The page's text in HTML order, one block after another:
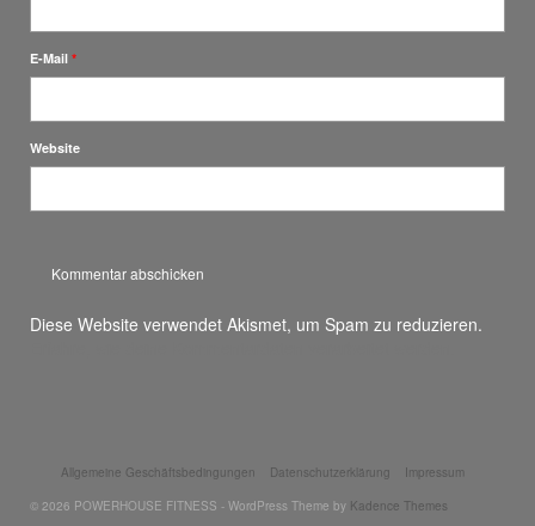
E-Mail *
Website
Diese Website verwendet Akismet, um Spam zu reduzieren.
Allgemeine Geschäftsbedingungen Datenschutzerklärung
Impressum
© 2026 POWERHOUSE FITNESS - WordPress Theme by Kadence Themes